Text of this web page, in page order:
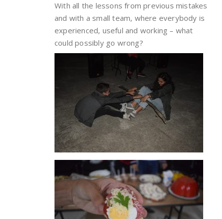
With all the lessons from previous mistakes
and with a small team, where everybody is
experienced, useful and working – what
could possibly go wrong?